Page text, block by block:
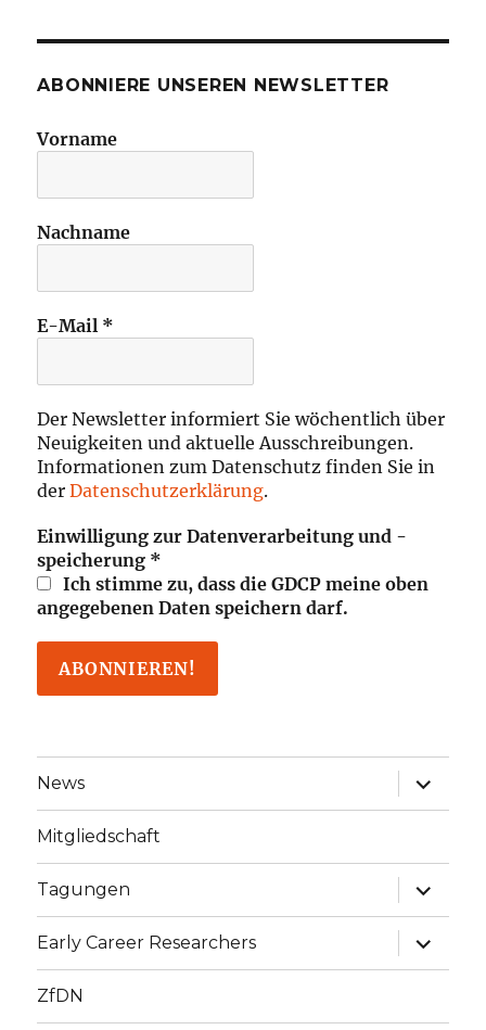
ABONNIERE UNSEREN NEWSLETTER
Vorname
Nachname
E-Mail *
Der Newsletter informiert Sie wöchentlich über
Neuigkeiten und aktuelle Ausschreibungen.
Informationen zum Datenschutz finden Sie in
derDatenschutzerklärung.
Einwilligung zur Datenverarbeitung und -
speicherung *
Ich stimme zu, dass die GDCP meine oben
angegebenen Daten speichern darf.
News
öffnen
Mitgliedschaft
Tagungen
öffnen
Early Career Researchers
öffnen
ZfDN